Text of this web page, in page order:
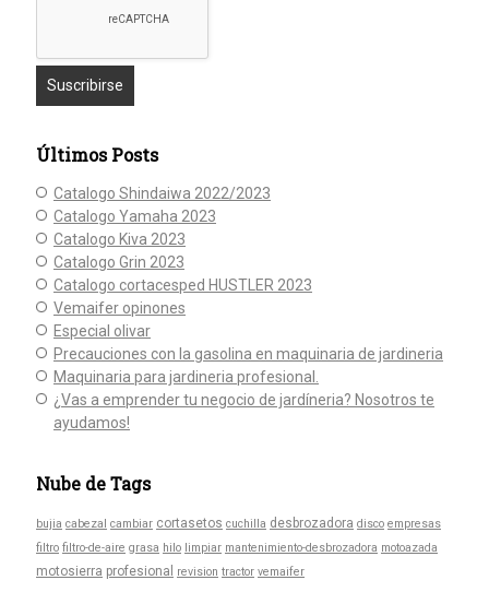
Últimos Posts
Catalogo Shindaiwa 2022/2023
Catalogo Yamaha 2023
Catalogo Kiva 2023
Catalogo Grin 2023
Catalogo cortacesped HUSTLER 2023
Vemaifer opinones
Especial olivar
Precauciones con la gasolina en maquinaria de jardineria
Maquinaria para jardineria profesional.
¿Vas a emprender tu negocio de jardíneria? Nosotros te
ayudamos!
Nube de Tags
bujia cabezal cambiar cortasetos cuchilla desbrozadora disco empresas
filtro filtro-de-aire grasa hilo limpiar mantenimiento-desbrozadora motoazada
motosierra profesional revision tractor vemaifer